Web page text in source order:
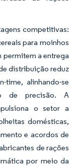
competitivas:
para moinhos
permitem a entrega
distribuição reduz
time, alinhando-se
de precisão. A
o setor a
domésticas,
e acordos de
de rações
por meio da